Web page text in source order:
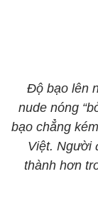
Độ bạo lên
nude nóng
bạo chẳng
Việt. Người
thành hơn